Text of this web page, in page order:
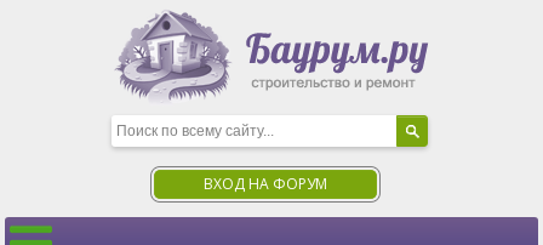
ВХОД НА ФОРУМ